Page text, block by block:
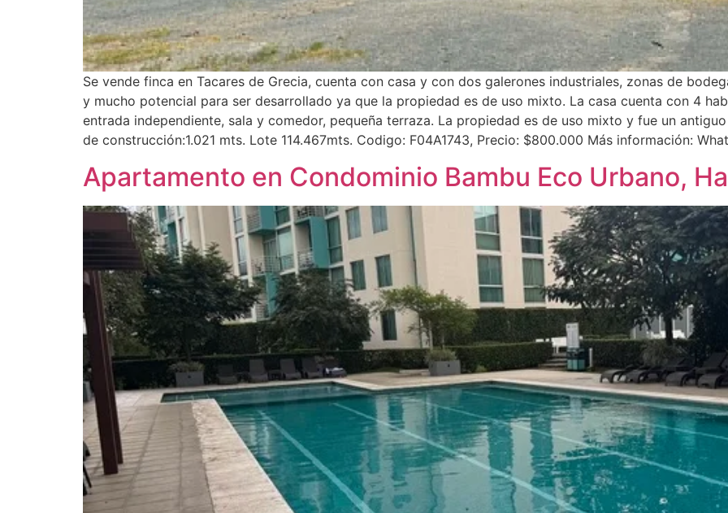
Se vende finca en Tacares de Grecia, cuenta con casa y con dos galerones industriales, zonas de
y mucho potencial para ser desarrollado ya que la propiedad es de uso mixto. La casa cuenta con 4
entrada independiente, sala y comedor, pequeña terraza. La propiedad es de uso mixto y fue un
de construcción:1.021 mts. Lote 114.467mts. Codigo: F04A1743, Precio: $800.000 Más información:
Apartamento en Condominio Bambu Eco Urbano,